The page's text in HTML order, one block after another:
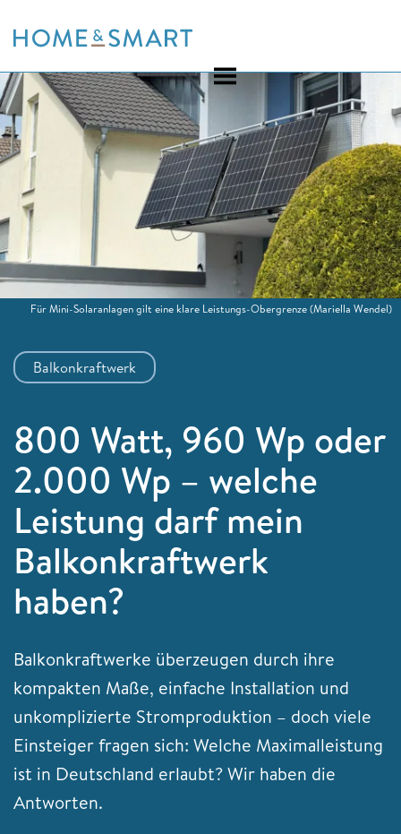
to
Balkonkraftwerk
800 Watt, 960 Wp oder
2.000 Wp – welche
Leistung darf mein
Balkonkraftwerk
haben?
Balkonkraftwerke überzeugen durch ihre
kompakten Maße, einfache Installation und
unkomplizierte Stromproduktion – doch viele
Einsteiger fragen sich: Welche Maximalleistung
ist in Deutschland erlaubt? Wir haben die
Antworten.
Für Mini-Solaranlagen gilt eine klare Leistungs-Obergrenze(Mariella Wendel)